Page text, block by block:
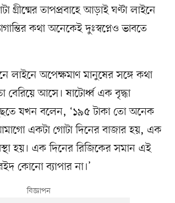
গ্রীষ্মের তাপপ্রবাহে আড়াই ঘণ্টা লাইনে
কথা অনেকেই দুঃস্বপ্নেও ভাবতে
লাইনে অপেক্ষমাণ মানুষের সঙ্গে কথা
আসে। ষাটোর্ধ্ব এক বৃদ্ধা
যখন বলেন, ‘১৯৫ টাকা তো অনেক
একটা গোটা দিনের বাজার হয়, এক
হয়। এক দিনের রিজিকের সমান এই
কোনো ব্যাপার না।’